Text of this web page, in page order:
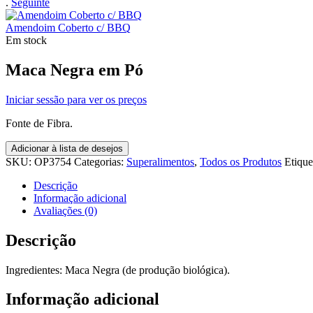
Amendoim Coberto c/ BBQ
Em stock
Maca Negra em Pó
Iniciar sessão para ver os preços
Fonte de Fibra.
Adicionar à lista de desejos
SKU: OP3754 Categorias: Superalimentos, Todos os Produtos
Descrição
Informação adicional
Avaliações (0)
Descrição
Ingredientes: Maca Negra (de produção biológica).
Informação adicional